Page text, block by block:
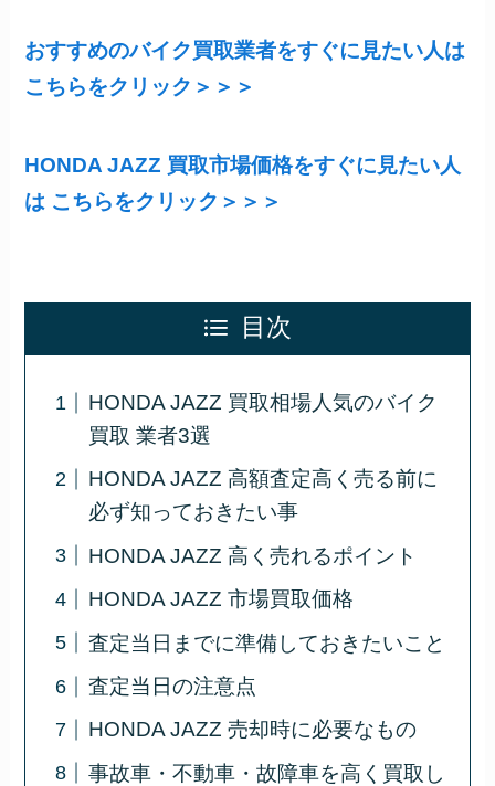
おすすめのバイク買取業者をすぐに見たい人は
こちらをクリック＞＞＞
HONDA JAZZ 買取市場価格をすぐに見たい人
は こちらをクリック＞＞＞
目次
HONDA JAZZ 買取相場人気のバイク
買取 業者3選
HONDA JAZZ 高額査定高く売る前に
必ず知っておきたい事
HONDA JAZZ 高く売れるポイント
HONDA JAZZ 市場買取価格
査定当日までに準備しておきたいこと
査定当日の注意点
HONDA JAZZ 売却時に必要なもの
事故車・不動車・故障車を高く買取し